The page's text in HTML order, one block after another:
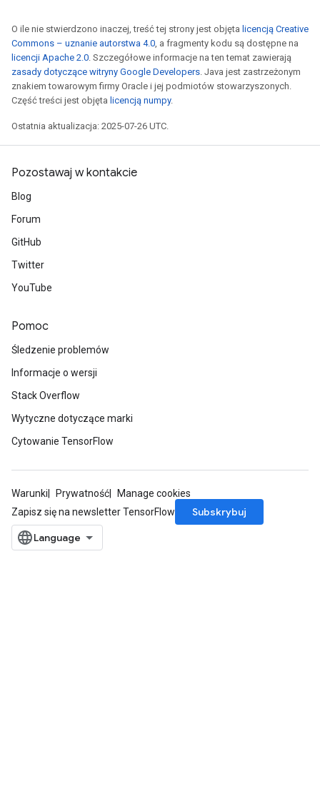
O ile nie stwierdzono inaczej, treść tej strony jest objęta licencją Creative
Commons – uznanie autorstwa 4.0, a fragmenty kodu są dostępne na
licencji Apache 2.0. Szczegółowe informacje na ten temat zawierają
zasady dotyczące witryny Google Developers. Java jest zastrzeżonym
znakiem towarowym firmy Oracle i jej podmiotów stowarzyszonych.
Część treści jest objęta licencją numpy.
Ostatnia aktualizacja: 2025-07-26 UTC.
Pozostawaj w kontakcie
Blog
Forum
GitHub
Twitter
YouTube
Pomoc
Śledzenie problemów
Informacje o wersji
Stack Overflow
Wytyczne dotyczące marki
Cytowanie TensorFlow
Warunki Prywatność
Manage cookies
Zapisz się na newsletter TensorFlow
Subskrybuj